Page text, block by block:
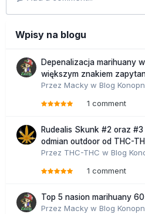
Wpisy na blogu
Depenalizacja marihuany
większym znakiem
Przez Macky w Blog
1 comment
Rudealis Skunk #2 oraz
odmian outdoor od THC-
Przez THC-THC w Blog
1 comment
Top 5 nasion marihuany
Przez Macky w Blog